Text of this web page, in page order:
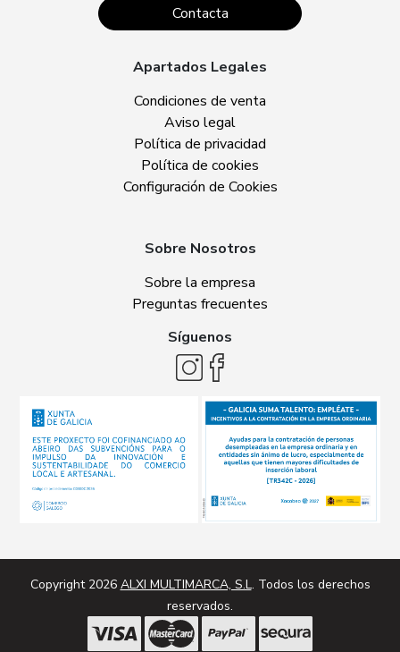
Contacta
Apartados Legales
Condiciones de venta
Aviso legal
Política de privacidad
Política de cookies
Configuración de Cookies
Sobre Nosotros
Sobre la empresa
Preguntas frecuentes
Síguenos
Copyright 2026 ALXI MULTIMARCA, S.L. Todos los derechos
reservados.